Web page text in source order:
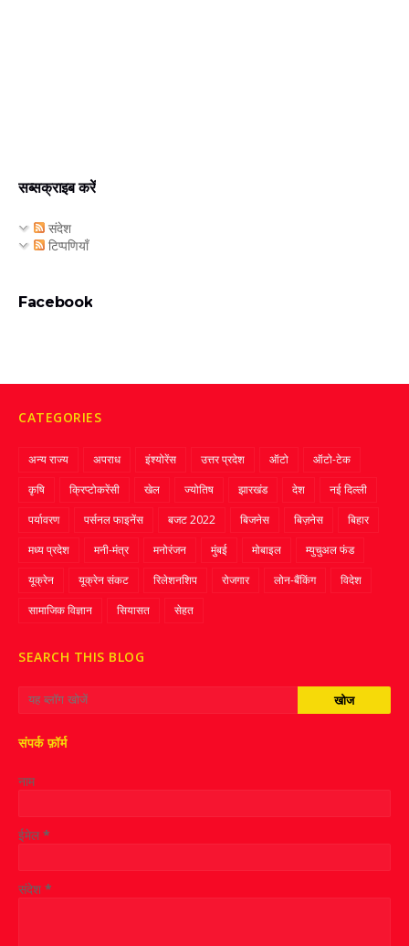
सब्सक्राइब करें
संदेश
टिप्पणियाँ
Facebook
CATEGORIES
अन्य राज्य अपराध इंश्योरेंस उत्तर प्रदेश ऑटो
ऑटो-टेक
कृषि
क्रिप्‍टोकरेंसी खेल ज्‍योतिष झारखंड देश
नई दिल्ली
पर्यावरण
पर्सनल फाइनेंस बजट 2022 बिजनेस बिज़नेस
बिहार
मध्य प्रदेश
मनी-मंत्र मनोरंजन मुंबई मोबाइल
म्‍युचुअल फंड
यूक्रेन
यूक्रेन संकट रिलेशनशिप रोजगार लोन-बैंकिंग
विदेश
सामाजिक विज्ञान
सियासत सेहत
SEARCH THIS BLOG
संपर्क फ़ॉर्म
नाम
ईमेल*
संदेश *